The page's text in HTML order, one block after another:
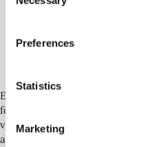
Selection
Preferences
Statistics
Marketing
Vilken lag som ska gälla
Hur sekretesskyddad
avtalet upphör att gälla,
Exakt hur avtalet ska utformas
förhållandena i det enskilda
vår erfarenhet mer eller mindre
avtalen brukar vara ganska